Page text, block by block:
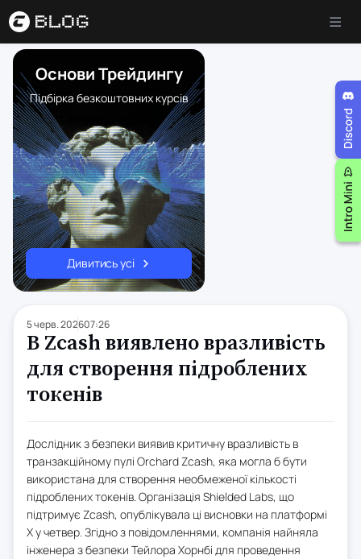
Основи Трейдингу
Підбірка безкоштовних курсів
Дивитись усі
5 черв. 202607:26
В Zcash виявлено вразливість
для створення підроблених
токенів
Дослідник з безпеки виявив критичну вразливість в
транзакційному пулі Orchard Zcash, яка могла б бути
використана для створення необмеженої кількості
підроблених токенів. Організація Shielded Labs, що
підтримує Zcash, опублікувала ці висновки на платформі
X у четвер. Згідно з повідомленнями, компанія найняла
інженера з безпеки Тейлора Хорнбі для проведення